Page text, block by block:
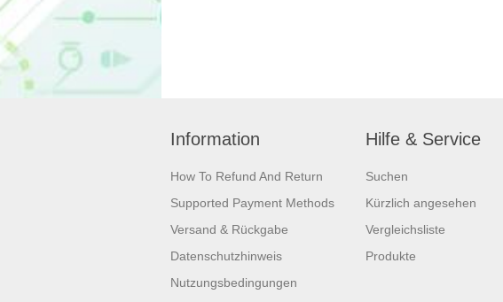
Information
How To Refund And Return
Supported Payment Methods
Versand & Rückgabe
Datenschutzhinweis
Nutzungsbedingungen
Hilfe & Service
Suchen
Kürzlich angesehen
Vergleichsliste
Produkte